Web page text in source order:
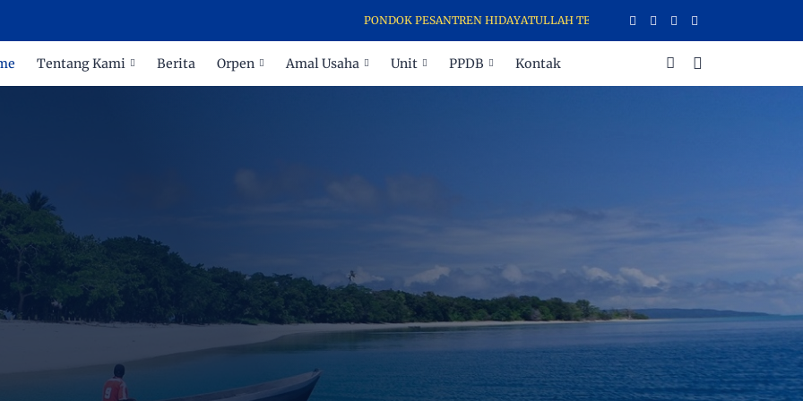
PONDOK PESANTREN HIDAYATULLAH TERNATE MENERIMA DAN MENYALURKAN
Tentang Kami Berita Orpen Amal Usaha Unit PPDB Kontak